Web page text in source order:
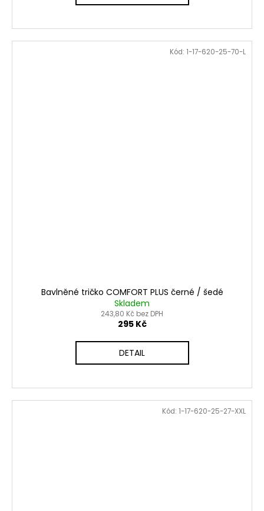
Bavlněné tričko COMFORT PLUS černé / šedé
Skladem
243,80 Kč bez DPH
295 Kč
DETAIL
Kód: 1-17-620-25-70-L
Kód: 1-17-620-25-27-XXL